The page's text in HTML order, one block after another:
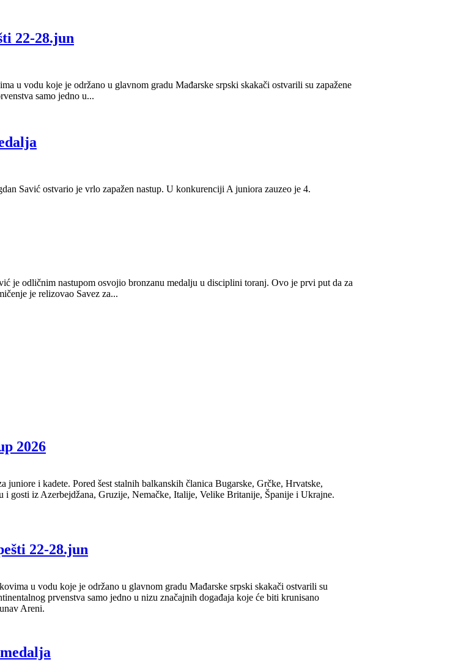
22-28.jun
u vodu koje je održano u glavnom gradu Mađarske srpski skakači ostvarili su zapažene
samo jedno u...
Savić ostvario je vrlo zapažen nastup. U konkurenciji A juniora zauzeo je 4.
je odličnim nastupom osvojio bronzanu medalju u disciplini toranj. Ovo je prvi put da za
je relizovao Savez za...
2026
i kadete. Pored šest stalnih balkanskih članica Bugarske, Grčke, Hrvatske,
gosti iz Azerbejdžana, Gruzije, Nemačke, Italije, Velike Britanije, Španije i Ukrajne.
22-28.jun
u vodu koje je održano u glavnom gradu Mađarske srpski skakači ostvarili su
prvenstva samo jedno u nizu značajnih događaja koje će biti krunisano
Areni.